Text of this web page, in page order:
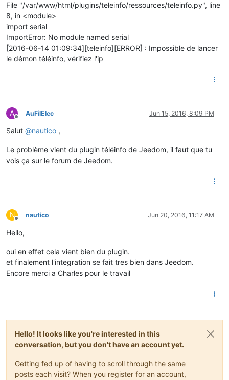
File "/var/www/html/plugins/teleinfo/ressources/teleinfo.py", line
8, in <module>
import serial
ImportError: No module named serial
[2016-06-14 01:09:34][teleinfo][ERROR] : Impossible de lancer
le démon téléinfo, vérifiez l'ip
A
Offline
AuFilElec Jun 15, 2016, 8:09 PM
Salut @nautico ,
Le problème vient du plugin téléinfo de Jeedom, il faut que tu
vois ça sur le forum de Jeedom.
N
Offline
nautico Jun 20, 2016, 11:17 AM
Hello,
oui en effet cela vient bien du plugin.
et finalement l'integration se fait tres bien dans Jeedom.
Encore merci a Charles pour le travail
Hello! It looks like you're interested in this
conversation, but you don't have an account yet.
Getting fed up of having to scroll through the same
posts each visit? When you register for an account,